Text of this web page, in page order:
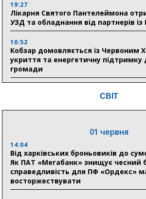
19:27
Лікарня Святого Пантелеймона
УЗД та обладнання від партнерів
10:52
Кобзар домовляється із Червоним
укриття та енергетичну підтримку
громади
Понад 8 мільйонів книжок згоріли.
04 серпня
20:41
Пенсійний фонд Сумщини
на пенсії, страхові виплати та
прифронтових громад
СВІТ
01 червня
14:04
Від харківських броньовиків до
Як ПАТ «Мегабанк» знищує чесний
справедливість для ПФ «Ордекс»
восторжествувати